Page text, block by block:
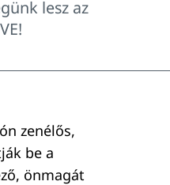
lesz az
zenélős,
be a
önmagát